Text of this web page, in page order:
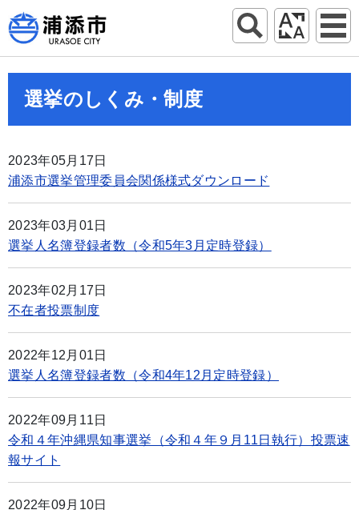
選挙のしくみ・制度
2023年05月17日
浦添市選挙管理委員会関係様式ダウンロード
2023年03月01日
選挙人名簿登録者数（令和5年3月定時登録）
2023年02月17日
不在者投票制度
2022年12月01日
選挙人名簿登録者数（令和4年12月定時登録）
2022年09月11日
令和４年沖縄県知事選挙（令和４年９月11日執行）投票速
報サイト
2022年09月10日